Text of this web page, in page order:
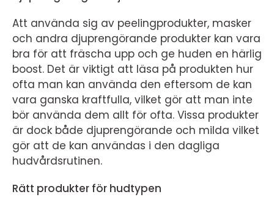
Att använda sig av peelingprodukter, masker
och andra djuprengörande produkter kan vara
bra för att fräscha upp och ge huden en härlig
boost. Det är viktigt att läsa på produkten hur
ofta man kan använda den eftersom de kan
vara ganska kraftfulla, vilket gör att man inte
bör använda dem allt för ofta. Vissa produkter
är dock både djuprengörande och milda vilket
gör att de kan användas i den dagliga
hudvårdsrutinen.
Rätt produkter för hudtypen